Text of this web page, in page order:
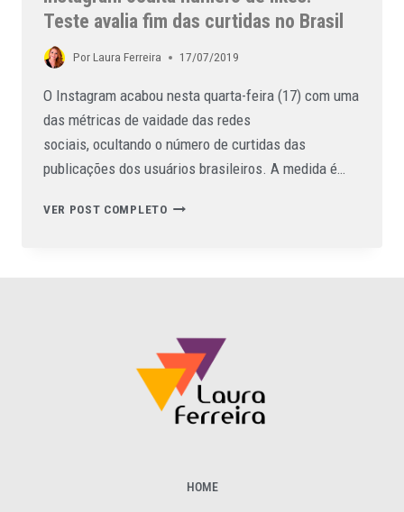
Teste avalia fim das curtidas no Brasil
PorLaura Ferreira 17/07/2019
O Instagram acabou nesta quarta-feira (17) com uma
das métricas de vaidade das redes
sociais, ocultando o número de curtidas das
publicações dos usuários brasileiros. A medida é…
VER POST COMPLETO
HOME